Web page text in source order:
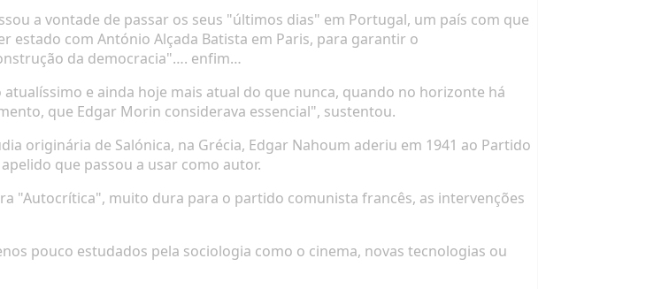
a vontade de passar os seus "últimos dias" em Portugal, um país com que
com António Alçada Batista em Paris, para garantir o
da democracia"…. enfim…
e ainda hoje mais atual do que nunca, quando no horizonte há
que Edgar Morin considerava essencial", sustentou.
originária de Salónica, na Grécia, Edgar Nahoum aderiu em 1941 ao Partido
que passou a usar como autor.
"Autocrítica", muito dura para o partido comunista francês, as intervenções
pouco estudados pela sociologia como o cinema, novas tecnologias ou